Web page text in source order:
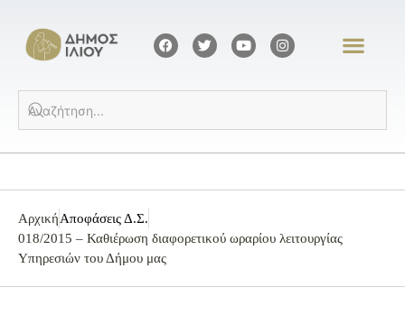
ΑρχικήΑποφάσεις Δ.Σ.
018/2015 – Καθιέρωση διαφορετικού ωραρίου λειτουργίας
Υπηρεσιών του Δήμου μας